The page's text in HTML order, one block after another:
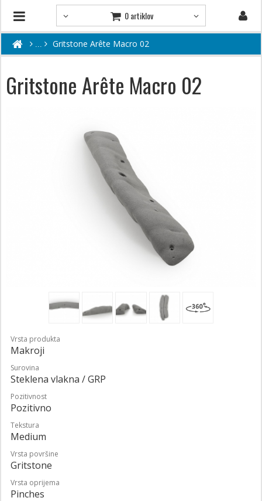
0 artiklov
Gritstone Arête Macro 02
Gritstone Arête Macro 02
Vrsta produkta
Makroji
Surovina
Steklena vlakna / GRP
Pozitivnost
Pozitivno
Tekstura
Medium
Vrsta površine
Gritstone
Vrsta oprijema
Pinches